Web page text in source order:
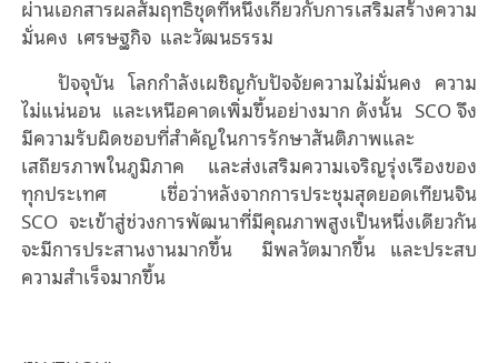
ผ่านเอกสารผลสัมฤทธิ์ชุดที่หนึ่งเกี่ยวกับการเสริมสร้างความ
มั่นคง เศรษฐกิจ และวัฒนธรรม
ปัจจุบัน โลกกำลังเผชิญกับปัจจัยความไม่มั่นคง ความ
ไม่แน่นอน และเหนือคาดเพิ่มขึ้นอย่างมาก ดังนั้น SCO จึง
มีความรับผิดชอบที่สำคัญในการรักษาสันติภาพและ
เสถียรภาพในภูมิภาค และส่งเสริมความเจริญรุ่งเรืองของ
ทุกประเทศ เชื่อว่าหลังจากการประชุมสุดยอดเทียนจิน
SCO จะเข้าสู่ช่วงการพัฒนาที่มีคุณภาพสูงเป็นหนึ่งเดียวกัน
จะมีการประสานงานมากขึ้น มีพลวัตมากขึ้น และประสบ
ความสําเร็จมากขึ้น